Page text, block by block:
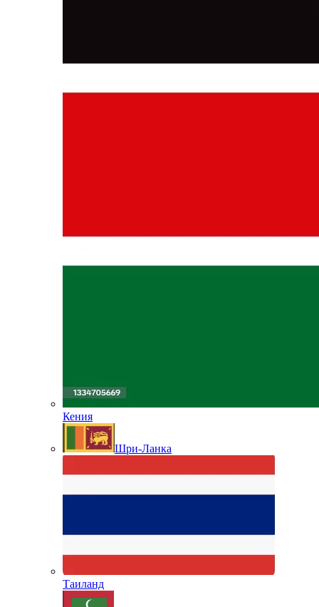
Кения
Шри-Ланка
Таиланд